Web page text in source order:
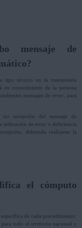
mensaje de
tipo técnico en la transmisión
en conocimiento de la persona
mensajes de error, para
no recepción del mensaje de
indicación de error o deficiencia
debiendo realizarse la
el cómputo
de cada procedimiento.
para todo el territorio nacional y